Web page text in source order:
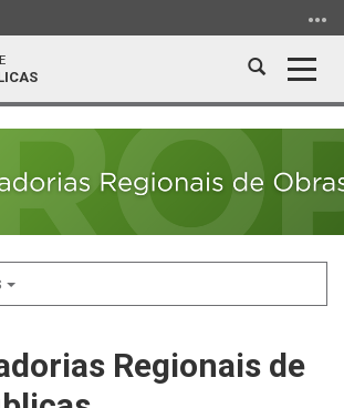
Abrir
Regionais de